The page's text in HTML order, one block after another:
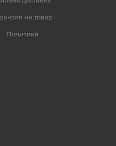
на товар
Политика